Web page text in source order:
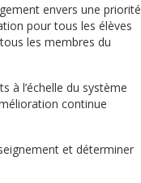
envers une priorité
pour tous les élèves
les membres du
à l’échelle du système
continue
et déterminer